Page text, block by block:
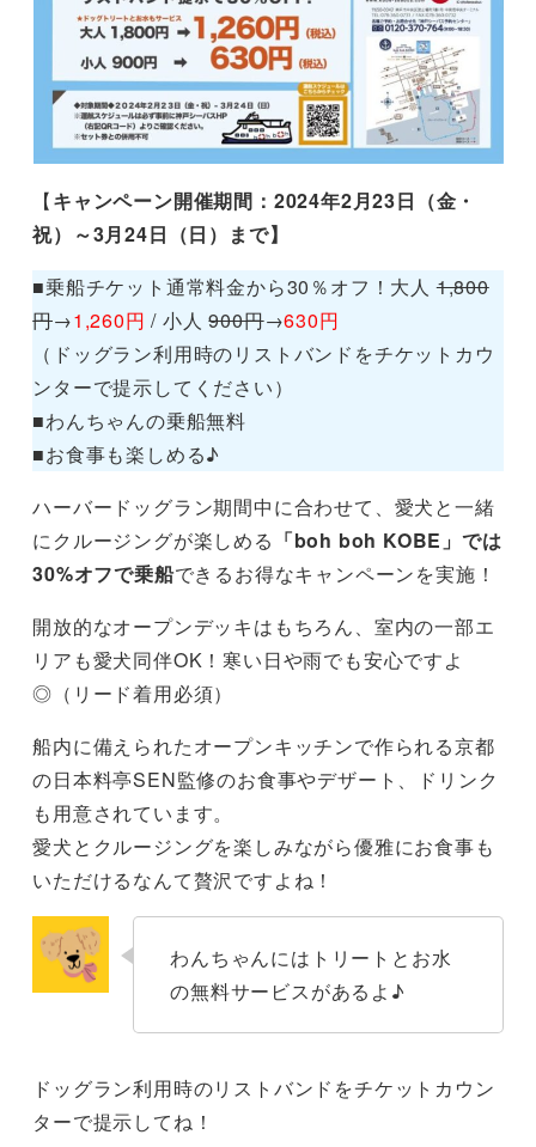
【キャンペーン開催期間：2024年2月23日（金・
祝）～3月24日（日）まで】
■乗船チケット通常料金から30％オフ！大人1,800
円→1,260円 / 小人900円→630円
（ドッグラン利用時のリストバンドをチケットカウ
ンターで提示してください）
■わんちゃんの乗船無料
■お食事も楽しめる♪
ハーバードッグラン期間中に合わせて、愛犬と一緒
にクルージングが楽しめる 「boh boh KOBE」では
30%オフで乗船できるお得なキャンペーンを実施！
開放的なオープンデッキはもちろん、室内の一部エ
リアも愛犬同伴OK！寒い日や雨でも安心ですよ
◎（リード着用必須）
船内に備えられたオープンキッチンで作られる京都
の日本料亭SEN監修のお食事やデザート、ドリンク
も用意されています。
愛犬とクルージングを楽しみながら優雅にお食事も
いただけるなんて贅沢ですよね！
わんちゃんにはトリートとお水
の無料サービスがあるよ♪
ドッグラン利用時のリストバンドをチケットカウン
ターで提示してね！